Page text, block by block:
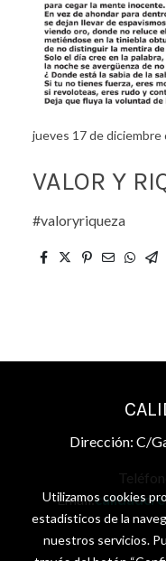
jueves 17 de diciembre
VALOR Y
#valoryriqueza
Dirección: C/
Email:
Utilizamos cookies
estadísticos de la
nuestros servicios.